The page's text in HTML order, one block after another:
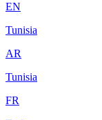
EN
Tunisia
AR
Tunisia
FR